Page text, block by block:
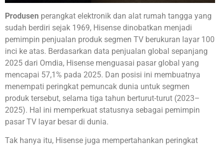
Produsen perangkat elektronik dan alat rumah tangga yang
sudah berdiri sejak 1969, Hisense dinobatkan menjadi
pemimpin penjualan produk segmen TV berukuran layar 100
inci ke atas. Berdasarkan data penjualan global sepanjang
2025 dari Omdia, Hisense menguasai pasar global yang
mencapai 57,1% pada 2025. Dan posisi ini membuatnya
menempati peringkat pemuncak dunia untuk segmen
produk tersebut, selama tiga tahun berturut-turut (2023–
2025). Hal ini memperkuat statusnya sebagai pemimpin
pasar TV layar besar di dunia.
Tak hanya itu, Hisense juga mempertahankan peringkat